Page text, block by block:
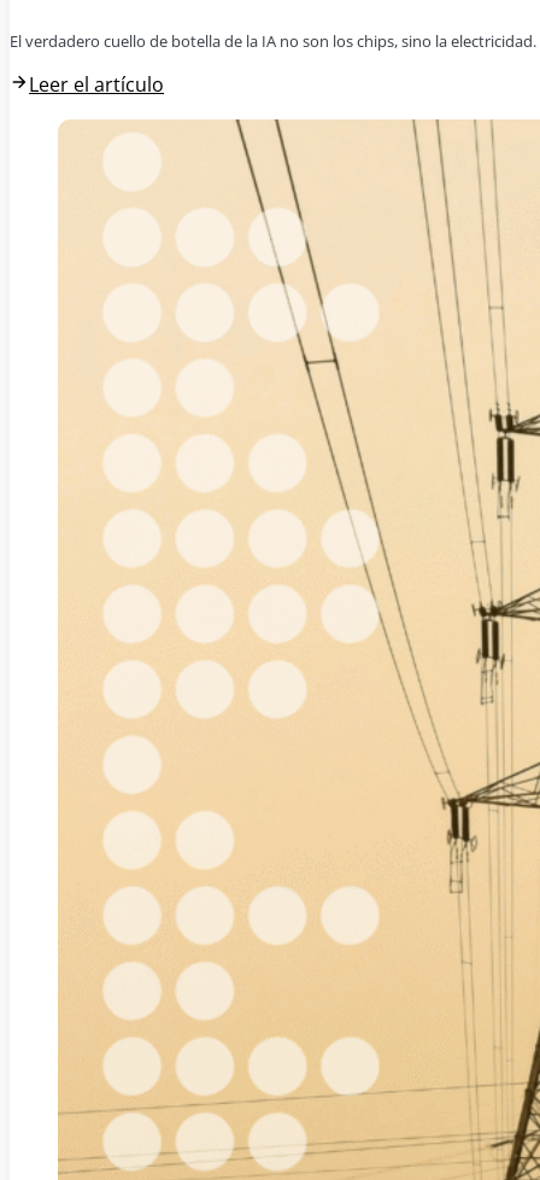
El verdadero cuello de botella de la IA no son los chips, sino la
Leer el artículo